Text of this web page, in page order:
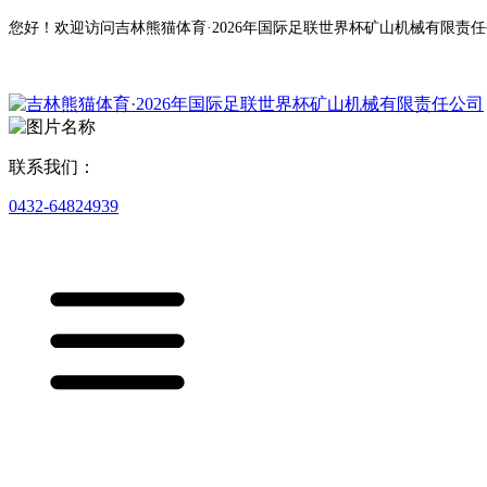
您好！欢迎访问吉林熊猫体育·2026年国际足联世界杯矿山机械有限责
联系我们：
0432-64824939